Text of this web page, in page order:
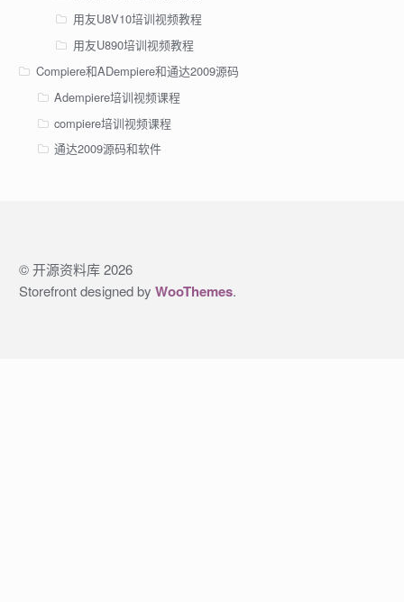
用友U8V10培训视频教程
用友U890培训视频教程
Compiere和ADempiere和通达2009源码
Adempiere培训视频课程
compiere培训视频课程
通达2009源码和软件
© 开源资料库 2026
Storefront designed by WooThemes.